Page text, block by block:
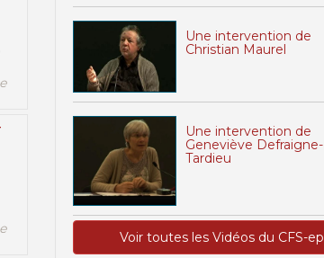
Une intervention de
Christian Maurel
Une intervention de
Geneviève Defraigne-
Tardieu
Voir toutes les Vidéos du CFS-ep